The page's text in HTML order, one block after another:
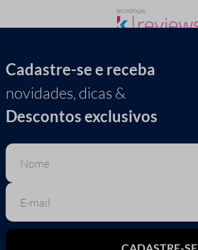
Cadastre-se e receba
novidades, dicas &
Descontos exclusivos